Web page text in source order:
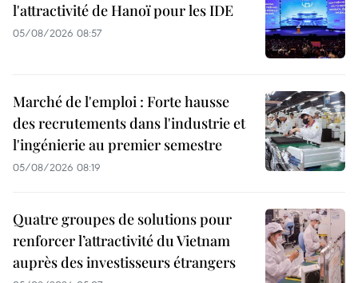
l'attractivité de Hanoï pour les IDE
05/08/2026 08:57
Marché de l'emploi : Forte hausse
des recrutements dans l'industrie et
l'ingénierie au premier semestre
05/08/2026 08:19
Quatre groupes de solutions pour
renforcer l’attractivité du Vietnam
auprès des investisseurs étrangers